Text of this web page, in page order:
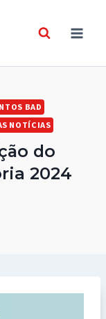
BAD
NOTÍCIAS
do
2024